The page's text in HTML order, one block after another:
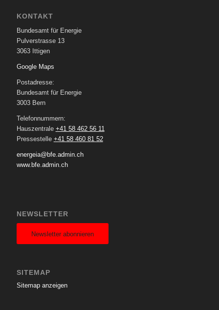
KONTAKT
Bundesamt für Energie
Pulverstrasse 13
3063 Ittigen
Google Maps
Postadresse:
Bundesamt für Energie
3003 Bern
Telefonnummern:
Hauszentrale +41 58 462 56 11
Pressestelle +41 58 460 81 52
energeia@bfe.admin.ch
www.bfe.admin.ch
NEWSLETTER
Newsletter abonnieren
SITEMAP
Sitemap anzeigen